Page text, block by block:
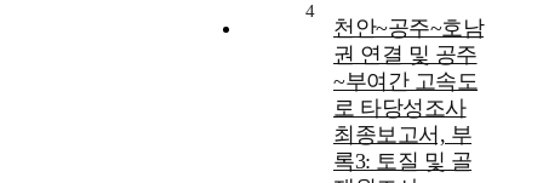
4
천안~공주~호남
권 연결 및 공주
~부여간 고속도
로 타당성조사
최종보고서, 부
록3: 토질 및 골